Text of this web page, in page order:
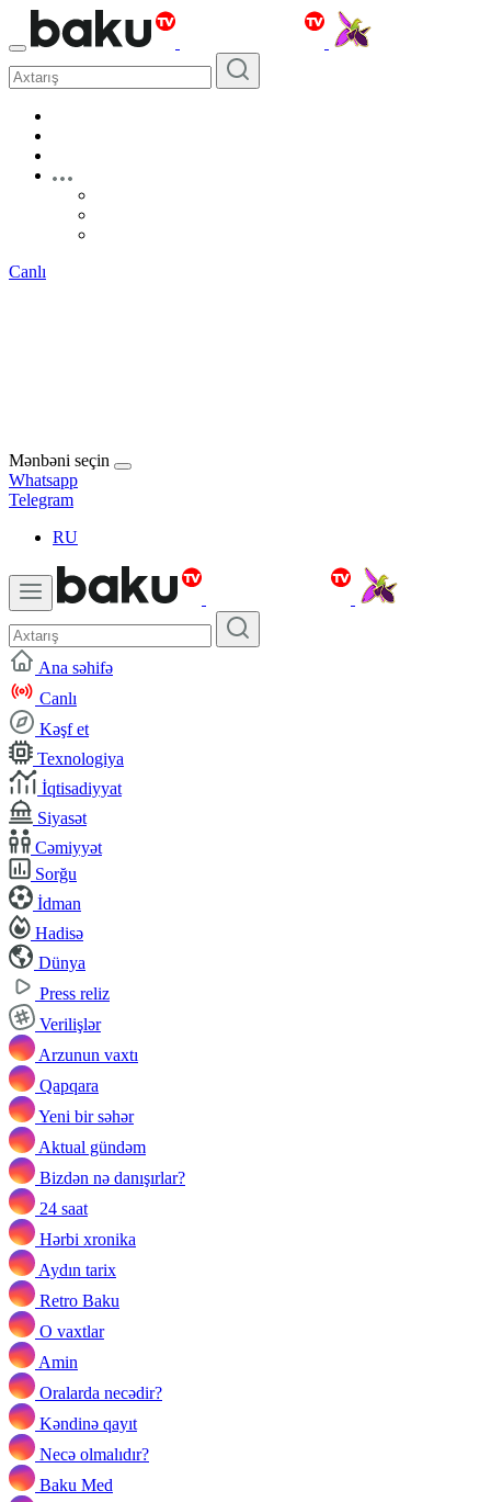
Canlı
Mənbəni seçin
Whatsapp
Telegram
RU
Ana səhifə
Canlı
Kəşf et
Texnologiya
İqtisadiyyat
Siyasət
Cəmiyyət
Sorğu
İdman
Hadisə
Dünya
Press reliz
Verilişlər
Arzunun vaxtı
Qapqara
Yeni bir səhər
Aktual gündəm
Bizdən nə danışırlar?
24 saat
Hərbi xronika
Aydın tarix
Retro Baku
O vaxtlar
Amin
Oralarda necədir?
Kəndinə qayıt
Necə olmalıdır?
Baku Med